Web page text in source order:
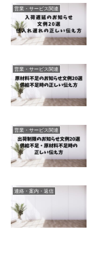
営業・サービス関連
営業・サービス関連
営業・サービス関連
連絡・案内・返信